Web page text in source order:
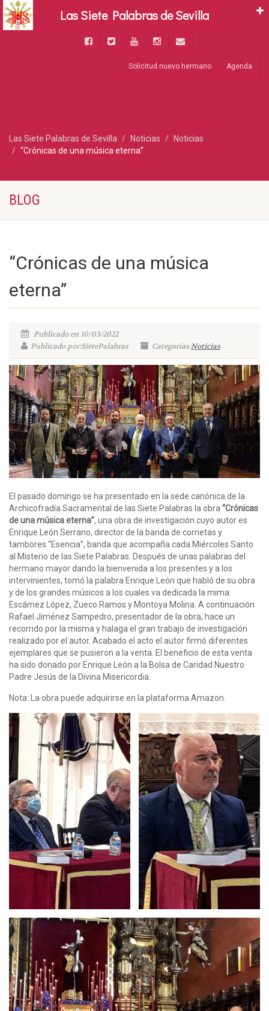
Solicitud nuevo hermano Agenda
Las Siete Palabras de Sevilla Noticias
Noticias
“Crónicas de una música eterna”
BLOG
“Crónicas de una música
eterna”
Publicado en 10/03/2022
Publicado por:SietePalabras
Categorías:Noticias
El pasado domingo se ha presentado en la sede canónica de la
Archicofradía Sacramental de las Siete Palabras la obra“Crónicas
de una música eterna”, una obra de investigación cuyo autor es
Enrique León Serrano, director de la banda de cornetas y
tambores “Esencia”, banda que acompaña cada Miércoles Santo
al Misterio de las Siete Palabras. Después de unas palabras del
hermano mayor dando la bienvenida a los presentes y a los
intervinientes, tomó la palabra Enrique León que habló de su obra
y de los grandes músicos a los cuales va dedicada la mima:
Escámez López, Zueco Ramos y Montoya Molina. A continuación
Rafael Jiménez Sampedro, presentador de la obra, hace un
recorrido por la misma y halaga el gran trabajo de investigación
realizado por el autor. Acabado el acto el autor firmó diferentes
ejemplares que se pusieron a la venta. El beneficio de esta venta
ha sido donado por Enrique León a la Bolsa de Caridad Nuestro
Padre Jesús de la Divina Misericordia.
Nota: La obra puede adquirirse en la plataforma Amazon.
Las Siete Palabras de Sevilla